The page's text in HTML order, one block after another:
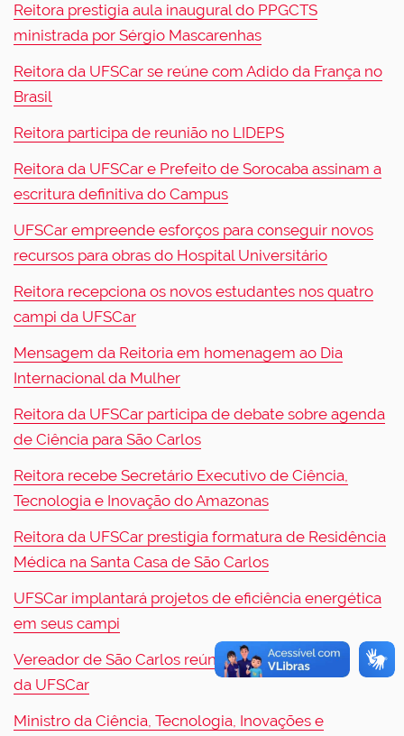
Reitora prestigia aula inaugural do PPGCTS
ministrada por Sérgio Mascarenhas
Reitora da UFSCar se reúne com Adido da França no
Brasil
Reitora participa de reunião no LIDEPS
Reitora da UFSCar e Prefeito de Sorocaba assinam a
escritura definitiva do Campus
UFSCar empreende esforços para conseguir novos
recursos para obras do Hospital Universitário
Reitora recepciona os novos estudantes nos quatro
campi da UFSCar
Mensagem da Reitoria em homenagem ao Dia
Internacional da Mulher
Reitora da UFSCar participa de debate sobre agenda
de Ciência para São Carlos
Reitora recebe Secretário Executivo de Ciência,
Tecnologia e Inovação do Amazonas
Reitora da UFSCar prestigia formatura de Residência
Médica na Santa Casa de São Carlos
UFSCar implantará projetos de eficiência energética
em seus campi
Vereador de São Carlos reúne-se com a Reitora
da UFSCar
Ministro da Ciência, Tecnologia, Inovações e